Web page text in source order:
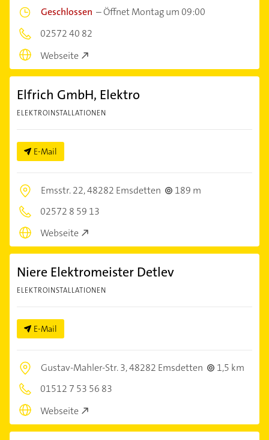
Geschlossen –Öffnet Montag um 09:00
02572 40 82
Webseite
Elfrich GmbH, Elektro
ELEKTROINSTALLATIONEN
E-Mail
Emsstr. 22,48282 Emsdetten
189 m
02572 8 59 13
Webseite
Niere Elektromeister Detlev
ELEKTROINSTALLATIONEN
E-Mail
Gustav-Mahler-Str. 3,48282 Emsdetten
1,5 km
01512 7 53 56 83
Webseite